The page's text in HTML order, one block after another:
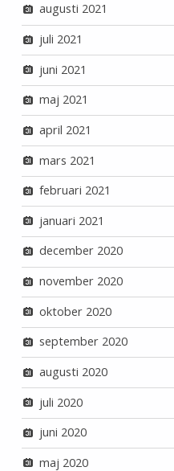
augusti 2021
juli 2021
juni 2021
maj 2021
april 2021
mars 2021
februari 2021
januari 2021
december 2020
november 2020
oktober 2020
september 2020
augusti 2020
juli 2020
juni 2020
maj 2020